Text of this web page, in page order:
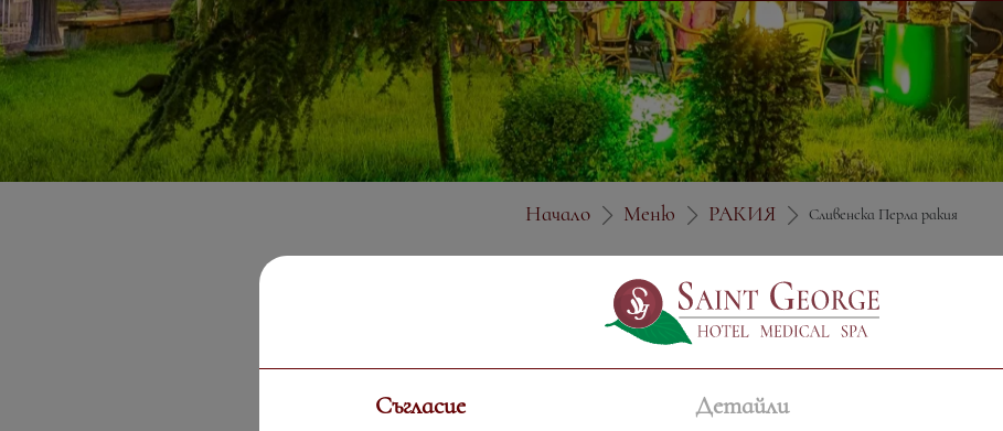
Начало Меню РАКИЯ Сливенска Перла ракия
Тегло:
Съгласие Детайли